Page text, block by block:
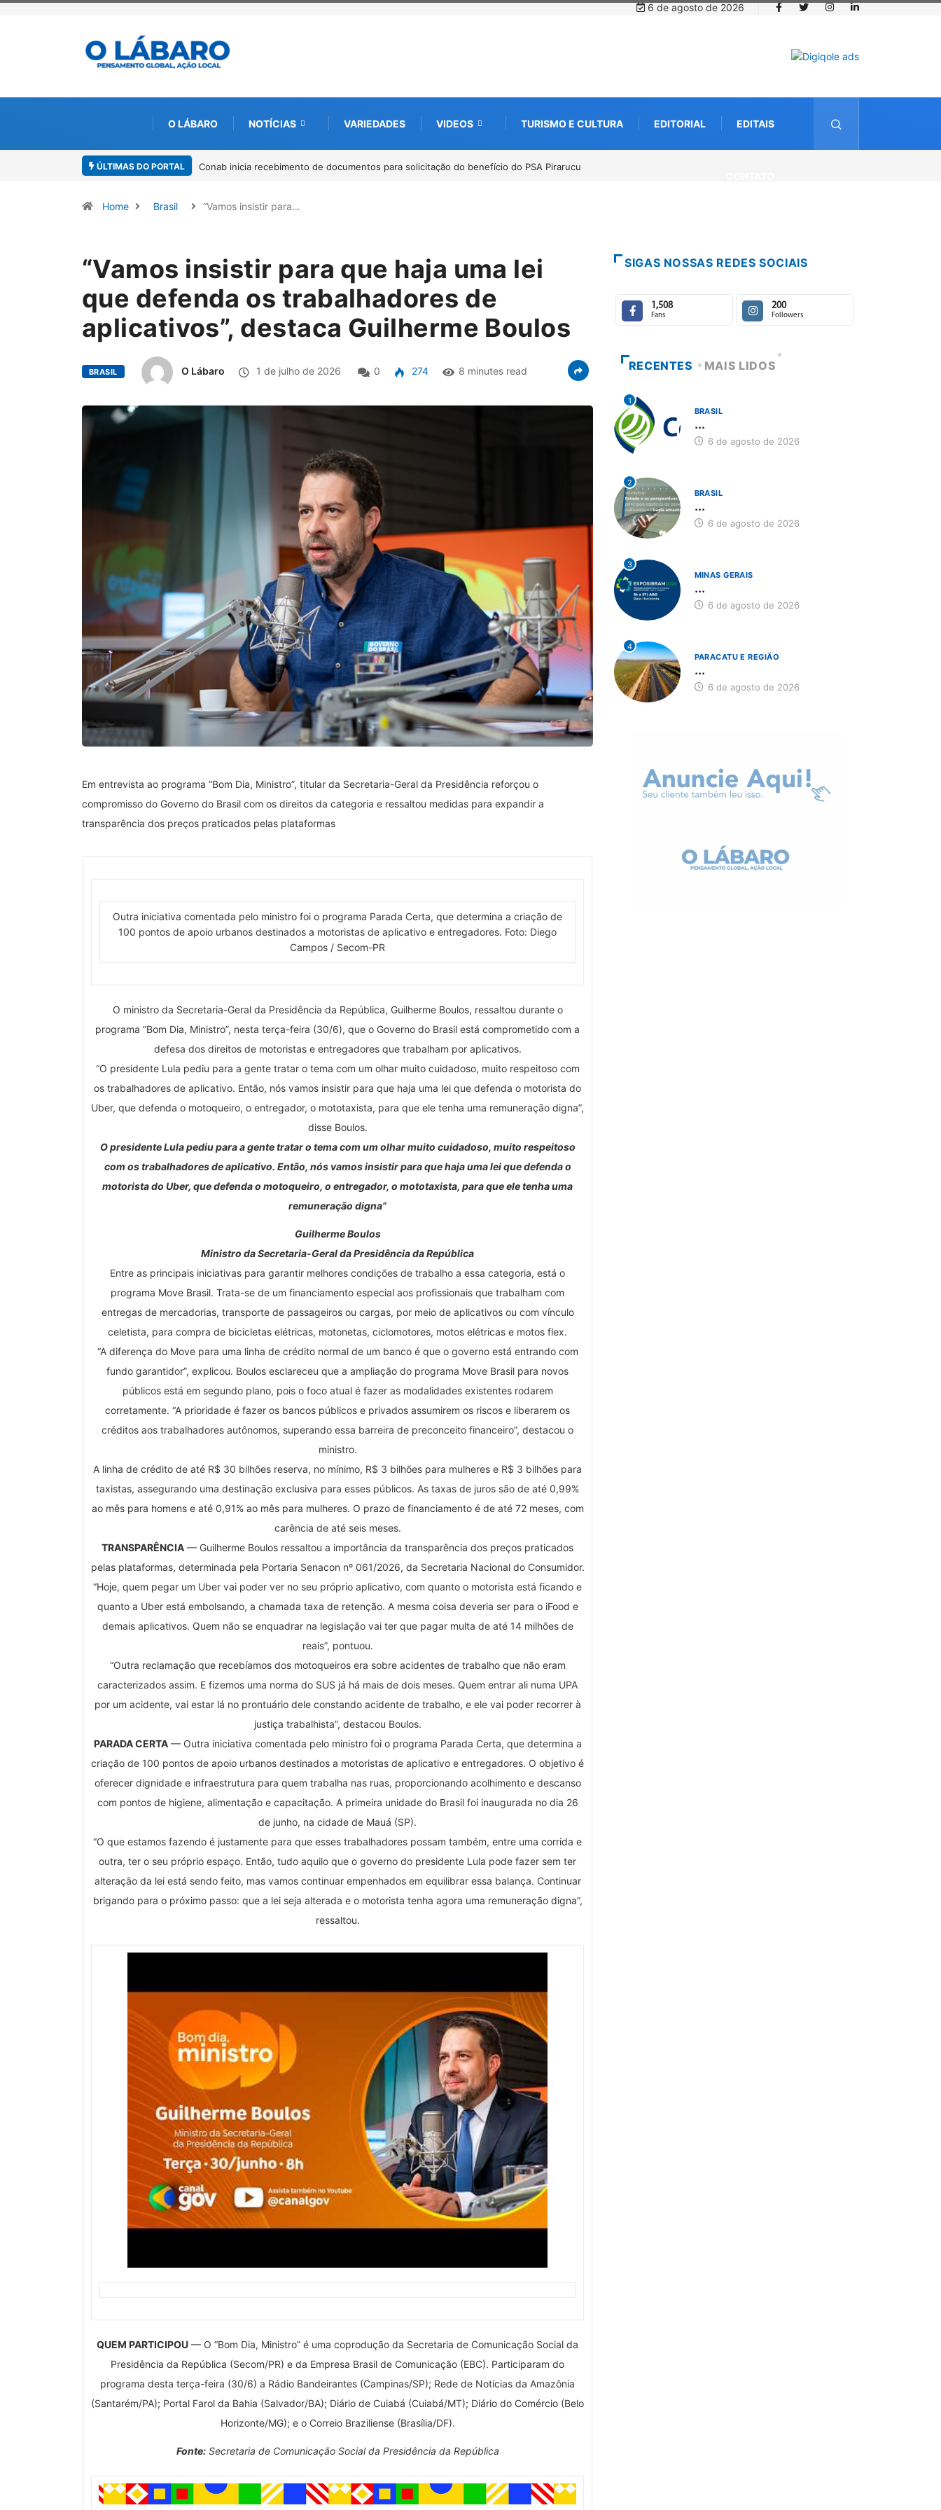
6 de agosto de 2026
O LÁBARO NOTÍCIAS VARIEDADES VIDEOS TURISMO E CULTURA EDITORIAL EDITAIS
ÚLTIMAS DO PORTAL Workshop internacional debate futuro da piscicultura com espécies nativas da Amazônia
Home Brasil “Vamos insistir para…
“Vamos insistir para que haja uma lei
que defenda os trabalhadores de
aplicativos”, destaca Guilherme Boulos
BRASIL O Lábaro 1 de julho de 2026 0 274 8 minutes read
Em entrevista ao programa “Bom Dia, Ministro”, titular da Secretaria-Geral da Presidência reforçou o
compromisso do Governo do Brasil com os direitos da categoria e ressaltou medidas para expandir a
transparência dos preços praticados pelas plataformas
Outra iniciativa comentada pelo ministro foi o programa Parada Certa, que determina a criação de
100 pontos de apoio urbanos destinados a motoristas de aplicativo e entregadores. Foto: Diego
Campos / Secom-PR
O ministro da Secretaria-Geral da Presidência da República, Guilherme Boulos, ressaltou durante o
programa “Bom Dia, Ministro”, nesta terça-feira (30/6), que o Governo do Brasil está comprometido com a
defesa dos direitos de motoristas e entregadores que trabalham por aplicativos.
“O presidente Lula pediu para a gente tratar o tema com um olhar muito cuidadoso, muito respeitoso com
os trabalhadores de aplicativo. Então, nós vamos insistir para que haja uma lei que defenda o motorista do
Uber, que defenda o motoqueiro, o entregador, o mototaxista, para que ele tenha uma remuneração digna”,
disse Boulos.
O presidente Lula pediu para a gente tratar o tema com um olhar muito cuidadoso, muito respeitoso
com os trabalhadores de aplicativo. Então, nós vamos insistir para que haja uma lei que defenda o
motorista do Uber, que defenda o motoqueiro, o entregador, o mototaxista, para que ele tenha uma
remuneração digna”
Guilherme Boulos
Ministro da Secretaria-Geral da Presidência da República
Entre as principais iniciativas para garantir melhores condições de trabalho a essa categoria, está o
programa Move Brasil. Trata-se de um financiamento especial aos profissionais que trabalham com
entregas de mercadorias, transporte de passageiros ou cargas, por meio de aplicativos ou com vínculo
celetista, para compra de bicicletas elétricas, motonetas, ciclomotores, motos elétricas e motos flex.
“A diferença do Move para uma linha de crédito normal de um banco é que o governo está entrando com
fundo garantidor”, explicou. Boulos esclareceu que a ampliação do programa Move Brasil para novos
públicos está em segundo plano, pois o foco atual é fazer as modalidades existentes rodarem
corretamente. “A prioridade é fazer os bancos públicos e privados assumirem os riscos e liberarem os
créditos aos trabalhadores autônomos, superando essa barreira de preconceito financeiro”, destacou o
ministro.
A linha de crédito de até R$ 30 bilhões reserva, no mínimo, R$ 3 bilhões para mulheres e R$ 3 bilhões para
taxistas, assegurando uma destinação exclusiva para esses públicos. As taxas de juros são de até 0,99%
ao mês para homens e até 0,91% ao mês para mulheres. O prazo de financiamento é de até 72 meses, com
carência de até seis meses.
TRANSPARÊNCIA — Guilherme Boulos ressaltou a importância da transparência dos preços praticados
pelas plataformas, determinada pela Portaria Senacon nº 061/2026, da Secretaria Nacional do Consumidor.
“Hoje, quem pegar um Uber vai poder ver no seu próprio aplicativo, com quanto o motorista está ficando e
quanto a Uber está embolsando, a chamada taxa de retenção. A mesma coisa deveria ser para o iFood e
demais aplicativos. Quem não se enquadrar na legislação vai ter que pagar multa de até 14 milhões de
reais”, pontuou.
“Outra reclamação que recebíamos dos motoqueiros era sobre acidentes de trabalho que não eram
caracterizados assim. E fizemos uma norma do SUS já há mais de dois meses. Quem entrar ali numa UPA
por um acidente, vai estar lá no prontuário dele constando acidente de trabalho, e ele vai poder recorrer à
justiça trabalhista”, destacou Boulos.
PARADA CERTA— Outra iniciativa comentada pelo ministro foi o programa Parada Certa, que determina a
criação de 100 pontos de apoio urbanos destinados a motoristas de aplicativo e entregadores. O objetivo é
oferecer dignidade e infraestrutura para quem trabalha nas ruas, proporcionando acolhimento e descanso
com pontos de higiene, alimentação e capacitação. A primeira unidade do Brasil foi inaugurada no dia 26
de junho, na cidade de Mauá (SP).
“O que estamos fazendo é justamente para que esses trabalhadores possam também, entre uma corrida e
outra, ter o seu próprio espaço. Então, tudo aquilo que o governo do presidente Lula pode fazer sem ter
alteração da lei está sendo feito, mas vamos continuar empenhados em equilibrar essa balança. Continuar
brigando para o próximo passo: que a lei seja alterada e o motorista tenha agora uma remuneração digna”,
ressaltou.
QUEM PARTICIPOU — O “Bom Dia, Ministro” é uma coprodução da Secretaria de Comunicação Social da
Presidência da República (Secom/PR) e da Empresa Brasil de Comunicação (EBC). Participaram do
programa desta terça-feira (30/6) a Rádio Bandeirantes (Campinas/SP); Rede de Notícias da Amazônia
(Santarém/PA); Portal Farol da Bahia (Salvador/BA); Diário de Cuiabá (Cuiabá/MT); Diário do Comércio (Belo
Horizonte/MG); e o Correio Braziliense (Brasília/DF).
Fonte:Secretaria de Comunicação Social da Presidência da República
SIGAS NOSSAS REDES SOCIAIS
1,508
Fans
200
Followers
RECENTES MAIS LIDOS
1
BRASIL
...
6 de agosto de 2026
2
BRASIL
...
6 de agosto de 2026
3
MINAS GERAIS
...
6 de agosto de 2026
4
PARACATU E REGIÃO
...
6 de agosto de 2026